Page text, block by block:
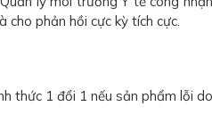
cho phản hồi cực kỳ tích cực.
thức 1 đổi 1 nếu sản phẩm lỗi